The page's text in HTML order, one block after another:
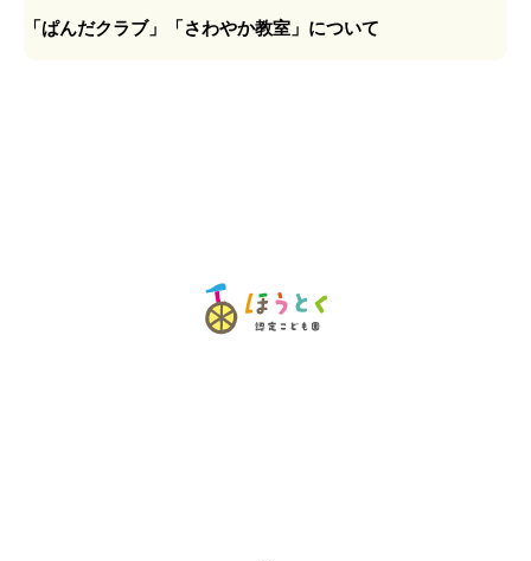
「ぱんだクラブ」「さわやか教室」について